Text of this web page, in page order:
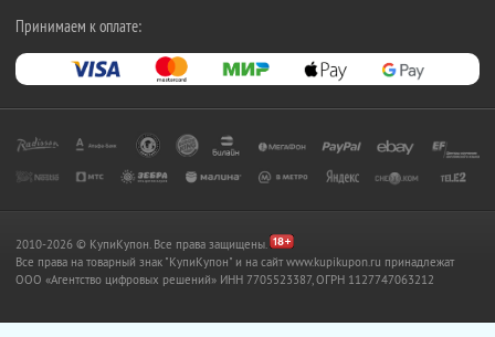
Принимаем к оплате:
2010-2026 © КупиКупон. Все права защищены.
Все права на товарный знак "КупиКупон" и на сайт www.kupikupon.ru принадлежат
OOO «Агентство цифровых решений» ИНН 7705523387, ОГРН 1127747063212